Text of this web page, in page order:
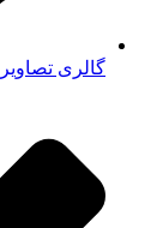
گالری تصاویر